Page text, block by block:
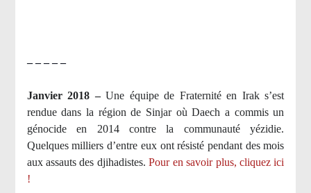
– – – – –
Janvier 2018 –Une équipe de Fraternité en Irak s’est
rendue dans la région de Sinjar où Daech a commis un
génocide en 2014 contre la communauté yézidie.
Quelques milliers d’entre eux ont résisté pendant des mois
aux assauts des djihadistes.Pour en savoir plus, cliquez ici
!